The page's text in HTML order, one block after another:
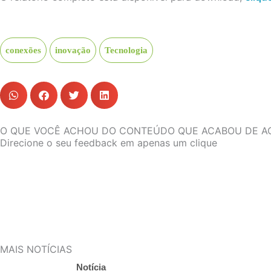
conexões inovação Tecnologia
O QUE VOCÊ ACHOU DO CONTEÚDO QUE ACABOU DE
Direcione o seu feedback em apenas um clique
MAIS NOTÍCIAS
Notícia